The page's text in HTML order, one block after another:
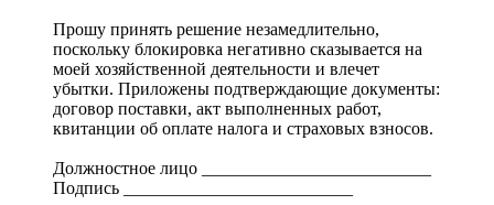
Прошу принять решение незамедлительно,
поскольку блокировка негативно сказывается на
моей хозяйственной деятельности и влечет
убытки. Приложены подтверждающие документы:
договор поставки, акт выполненных работ,
квитанции об оплате налога и страховых взносов.
Должностное лицо __________________________
Подпись __________________________